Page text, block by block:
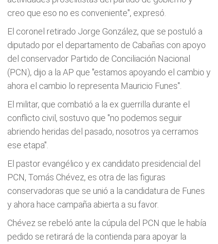
creo que eso no es conveniente", expresó.
El coronel retirado Jorge González, que se postuló a
diputado por el departamento de Cabañas con apoyo
del conservador Partido de Conciliación Nacional
(PCN), dijo a la AP que "estamos apoyando el cambio y
ahora el cambio lo representa Mauricio Funes".
El militar, que combatió a la ex guerrilla durante el
conflicto civil, sostuvo que "no podemos seguir
abriendo heridas del pasado, nosotros ya cerramos
ese etapa".
El pastor evangélico y ex candidato presidencial del
PCN, Tomás Chévez, es otra de las figuras
conservadoras que se unió a la candidatura de Funes
y ahora hace campaña abierta a su favor.
Chévez se rebeló ante la cúpula del PCN que le había
pedido se retirará de la contienda para apoyar la